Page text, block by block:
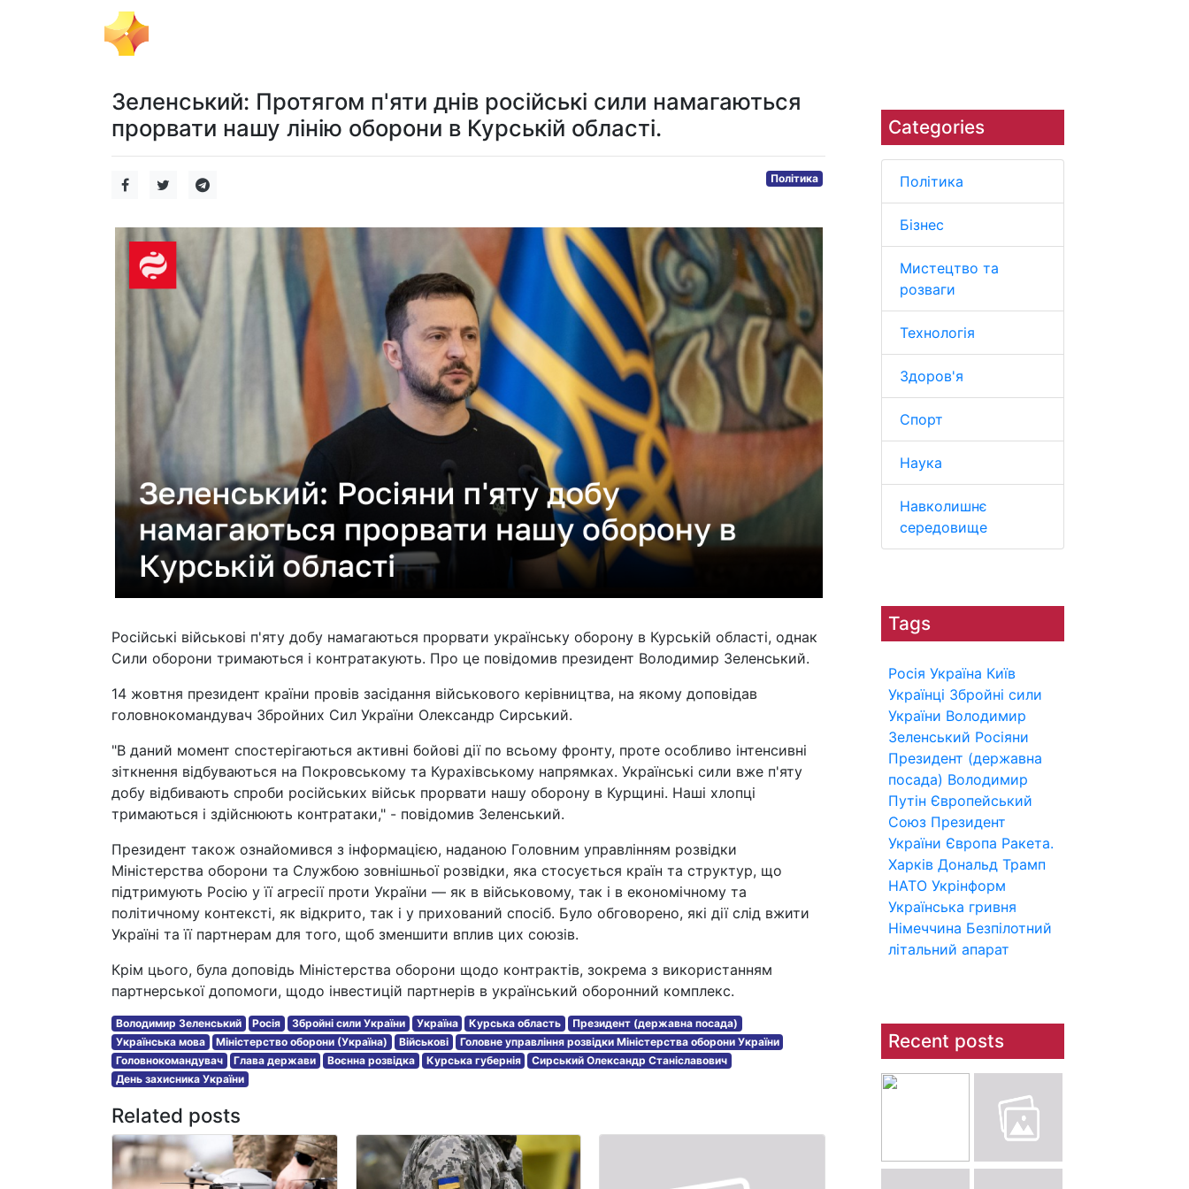
Categories
Політика
Бізнес
Мистецтво та
розваги
Технологія
Здоров'я
Спорт
Наука
Навколишнє
середовище
Tags
Росія Україна Київ
Українці Збройні сили
України Володимир
Зеленський Росіяни
Президент (державна
посада) Володимир
Путін Європейський
Союз Президент
України Європа Ракета.
Харків Дональд Трамп
НАТО Укрінформ
Українська гривня
Німеччина Безпілотний
літальний апарат
Recent posts
Зеленський: Протягом п'яти днів російські сили намагаються
прорвати нашу лінію оборони в Курській області.
Політика
Російські військові п'яту добу намагаються прорвати українську оборону в Курській області, однак
Сили оборони тримаються і контратакують. Про це повідомив президент Володимир Зеленський.
14 жовтня президент країни провів засідання військового керівництва, на якому доповідав
головнокомандувач Збройних Сил України Олександр Сирський.
"В даний момент спостерігаються активні бойові дії по всьому фронту, проте особливо інтенсивні
зіткнення відбуваються на Покровському та Курахівському напрямках. Українські сили вже п'яту
добу відбивають спроби російських військ прорвати нашу оборону в Курщині. Наші хлопці
тримаються і здійснюють контратаки," - повідомив Зеленський.
Президент також ознайомився з інформацією, наданою Головним управлінням розвідки
Міністерства оборони та Службою зовнішньої розвідки, яка стосується країн та структур, що
підтримують Росію у її агресії проти України — як в військовому, так і в економічному та
політичному контексті, як відкрито, так і у прихований спосіб. Було обговорено, які дії слід вжити
Україні та її партнерам для того, щоб зменшити вплив цих союзів.
Крім цього, була доповідь Міністерства оборони щодо контрактів, зокрема з використанням
партнерської допомоги, щодо інвестицій партнерів в український оборонний комплекс.
Володимир Зеленський Росія Збройні сили України Україна Курська область
Президент (державна посада)
Українська мова
Міністерство оборони (Україна) Військові
Головне управління розвідки Міністерства оборони України
Головнокомандувач
Глава держави Воєнна розвідка Курська губернія
Сирський Олександр Станіславович
День захисника України
Related posts